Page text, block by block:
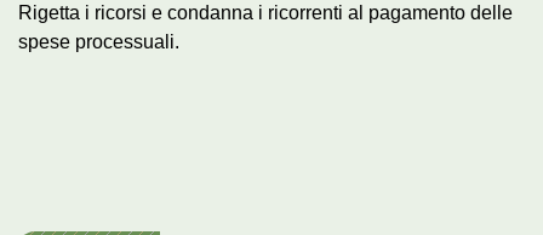
Rigetta i ricorsi e condanna i ricorrenti al pagamento delle
spese processuali.